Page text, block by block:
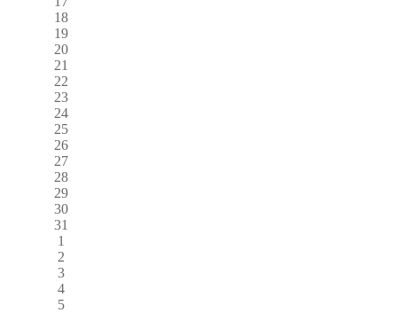
18
19
20
21
22
23
24
25
26
27
28
29
30
31
1
2
3
4
5